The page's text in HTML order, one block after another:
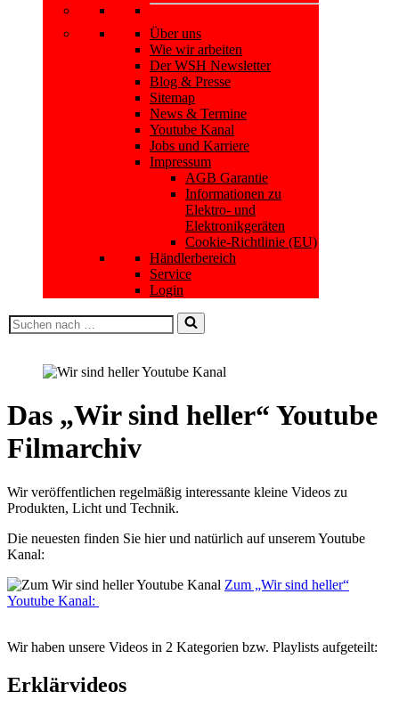
Über uns
Wie wir arbeiten
Der WSH Newsletter
Blog & Presse
Sitemap
News & Termine
Youtube Kanal
Jobs und Karriere
Impressum
AGB Garantie
Informationen zu
Elektro- und
Elektronikgeräten
Cookie-Richtlinie (EU)
Händlerbereich
Service
Login
Suchen
nach …
Das „Wir sind heller“ Youtube
Filmarchiv
Wir veröffentlichen regelmäßig interessante kleine Videos zu
Produkten, Licht und Technik.
Die neuesten finden Sie hier und natürlich auf unserem Youtube
Kanal:
Zum „Wir sind heller“
Youtube Kanal:
Wir haben unsere Videos in 2 Kategorien bzw. Playlists aufgeteilt:
Erklärvideos